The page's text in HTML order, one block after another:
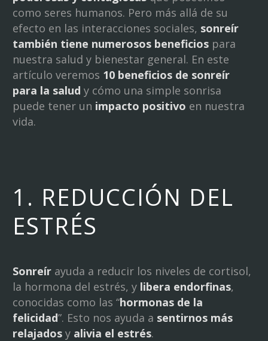
como seres humanos. Pero más allá de su
efecto en las interacciones sociales, sonreír
también tiene numerosos beneficiospara
nuestra salud y bienestar general. En este
artículo veremos 10 beneficios de sonreír
para la salud y cómo una simple sonrisa
puede tener un impacto positivo en nuestra
vida.
1. REDUCCIÓN DEL
ESTRÉS
Sonreírayuda a reducir los niveles de cortisol,
la hormona del estrés, y libera endorfinas,
conocidas como las “hormonas de la
felicidad”. Esto nos ayuda a sentirnos más
relajadosy alivia el estrés.